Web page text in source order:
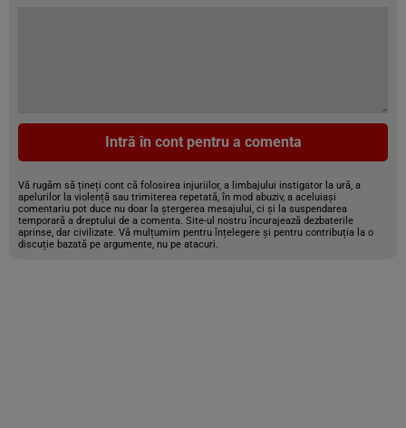
Intră în cont pentru a comenta
Vă rugăm să țineți cont că folosirea injuriilor, a limbajului instigator la ură, a
apelurilor la violență sau trimiterea repetată, în mod abuziv, a aceluiași
comentariu pot duce nu doar la ștergerea mesajului, ci și la suspendarea
temporară a dreptului de a comenta. Site-ul nostru încurajează dezbaterile
aprinse, dar civilizate. Vă mulțumim pentru înțelegere și pentru contribuția la o
discuție bazată pe argumente, nu pe atacuri.